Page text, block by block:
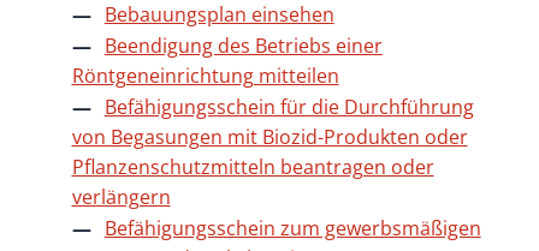
Bebauungsplan einsehen
Beendigung des Betriebs einer
Röntgeneinrichtung mitteilen
Befähigungsschein für die Durchführung
von Begasungen mit Biozid-Produkten oder
Pflanzenschutzmitteln beantragen oder
verlängern
Befähigungsschein zum gewerbsmäßigen